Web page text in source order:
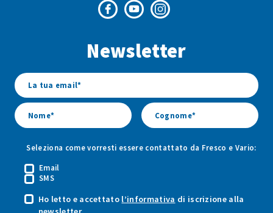
di
di
di
Newsletter
Seleziona come vorresti essere contattato da Fresco e Vario:
Email
SMS
Ho letto e accettato l’informativa di iscrizione alla